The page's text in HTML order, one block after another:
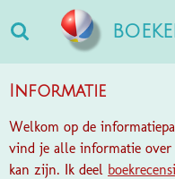
direct
naar
deInformatie
Welkom op de
vind je alle informatie
kan zijn. Ik deel